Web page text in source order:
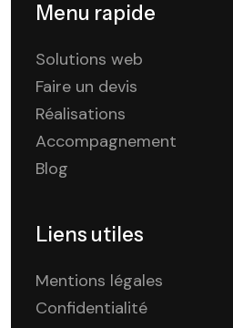
Menu rapide
Solutions web
Faire un devis
Réalisations
Accompagnement
Blog
Liens utiles
Mentions légales
Confidentialité